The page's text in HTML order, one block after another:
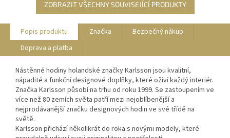
ZOBRAZIT VŠECHNY SOUVISEJÍCÍ PRODUKTY
Popis produktu Značka
Bezpečný nákup
Doprava a platba
Nástěnné hodiny holandské značky Karlsson jsou kvalitní,
nápadité a funkční designové doplňky, které oživí každý interiér.
Značka Karlsson působí na trhu od roku 1999. Se zastoupením ve
více než 80 zemích světa patří mezi nejoblíbenější a
nejprodávanější značku designových hodin ve své třídě na
světě.
Karlsson přichází několikrát do roka s novými modely, které